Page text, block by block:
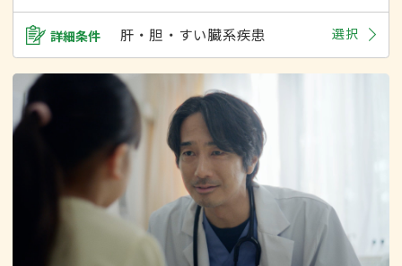
詳細条件 肝・胆・すい臓系疾患 選択